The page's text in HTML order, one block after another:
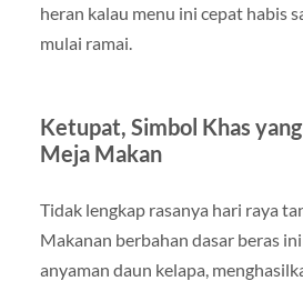
heran kalau menu ini cepat habis
mulai ramai.
Ketupat, Simbol Khas
Meja Makan
Tidak lengkap rasanya hari raya
Makanan berbahan dasar beras
anyaman daun kelapa,